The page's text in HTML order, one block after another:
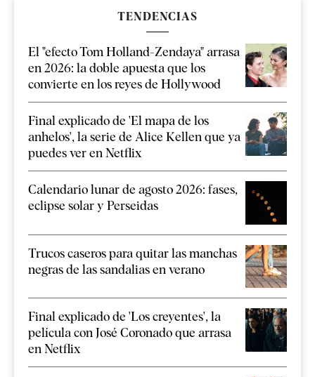
TENDENCIAS
El "efecto Tom Holland-Zendaya" arrasa
en 2026: la doble apuesta que los
convierte en los reyes de Hollywood
Final explicado de 'El mapa de los
anhelos', la serie de Alice Kellen que ya
puedes ver en Netflix
Calendario lunar de agosto 2026: fases,
eclipse solar y Perseidas
Trucos caseros para quitar las manchas
negras de las sandalias en verano
Final explicado de 'Los creyentes', la
película con José Coronado que arrasa
en Netflix